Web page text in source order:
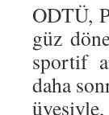
ODTÜ,
güz
sportif
daha